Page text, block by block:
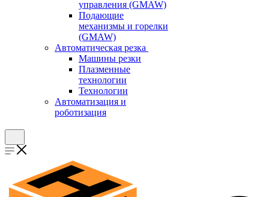
управления (GMAW)
Подающие
механизмы и горелки
(GMAW)
Автоматическая резка
Машины резки
Плазменные
технологии
Технологии
Автоматизация и
роботизация